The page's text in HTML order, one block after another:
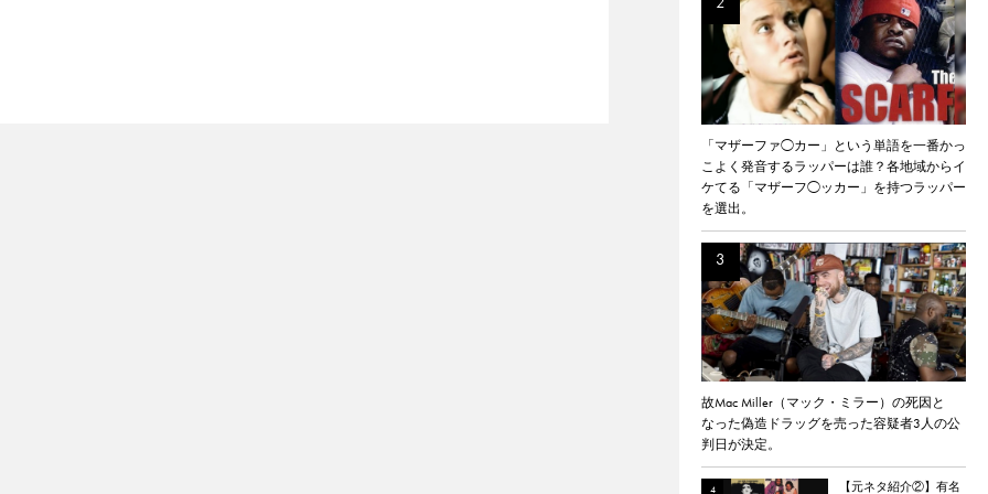
「マザーファ◯カー」という単語を一番かっ
こよく発音するラッパーは誰？各地域からイ
ケてる「マザーフ◯ッカー」を持つラッパー
を選出。
故Mac Miller（マック・ミラー）の死因と
なった偽造ドラッグを売った容疑者3人の公
判日が決定。
【元ネタ紹介②】有名